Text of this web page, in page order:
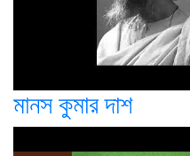
মানস কুমার দাশ